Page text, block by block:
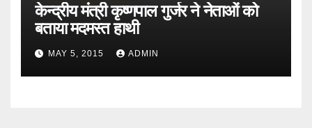
केन्द्रीय मंत्री कृष्णपाल गुर्जर ने नेताओं को
बताया मदमस्त हाथी
MAY 5, 2015 ADMIN